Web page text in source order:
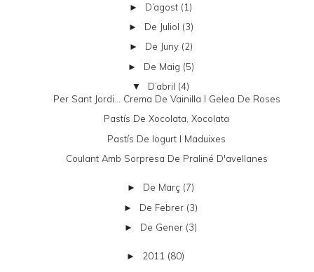
► D’agost (1)
► De Juliol (3)
► De Juny (2)
► De Maig (5)
▼ D’abril (4)
Per Sant Jordi... Crema De Vainilla I Gelea De Roses
Pastís De Xocolata, Xocolata
Pastís De Iogurt I Maduixes
Coulant Amb Sorpresa De Praliné D'avellanes
► De Març (7)
► De Febrer (3)
► De Gener (3)
► 2011 (80)